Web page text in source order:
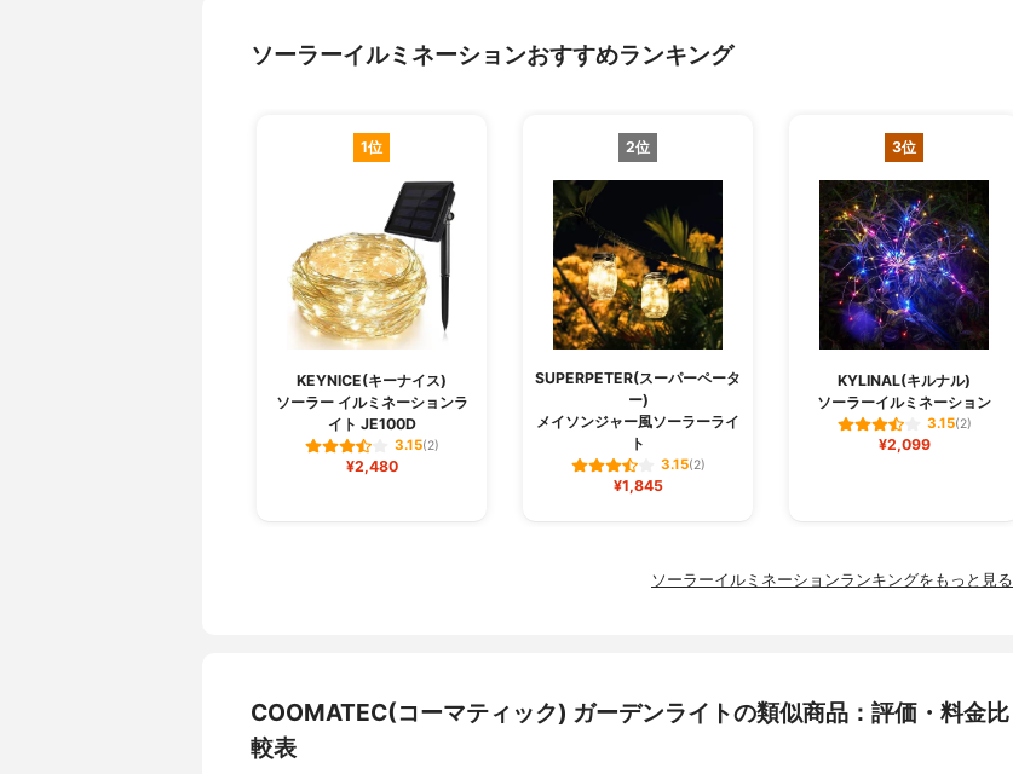
ソーラーイルミネーションおすすめランキング
1位
KEYNICE(キーナイス)
ソーラー イルミネーションラ
イト JE100D
3.15(2)
¥2,480
2位
SUPERPETER(スーパーペータ
ー)
メイソンジャー風ソーラーライ
ト
3.15(2)
¥1,845
3位
KYLINAL(キルナル)
ソーラーイルミネーション
3.15(2)
¥2,099
ソーラーイルミネーションランキングをもっと見る
COOMATEC(コーマティック) ガーデンライトの類似商品：評価・料金比
較表